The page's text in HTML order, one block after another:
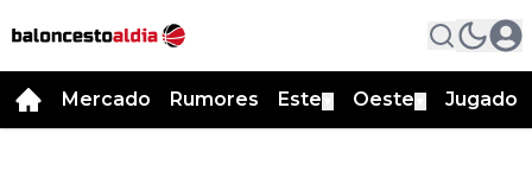
Mercado Rumores Este Oeste